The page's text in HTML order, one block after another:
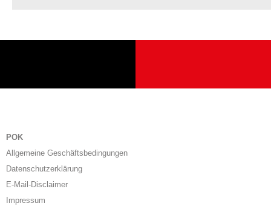
POK
Allgemeine Geschäftsbedingungen
Datenschutzerklärung
E-Mail-Disclaimer
Impressum